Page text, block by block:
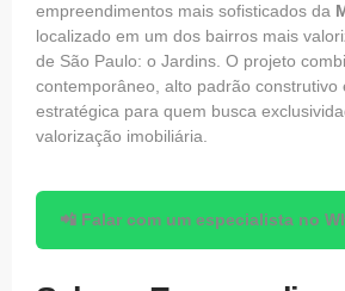
empreendimentos mais sofisticados da
localizado em um dos bairros mais
de São Paulo: o Jardins. O projeto
contemporâneo, alto padrão construtivo
estratégica para quem busca
valorização imobiliária.
📲 Falar com um especialista no